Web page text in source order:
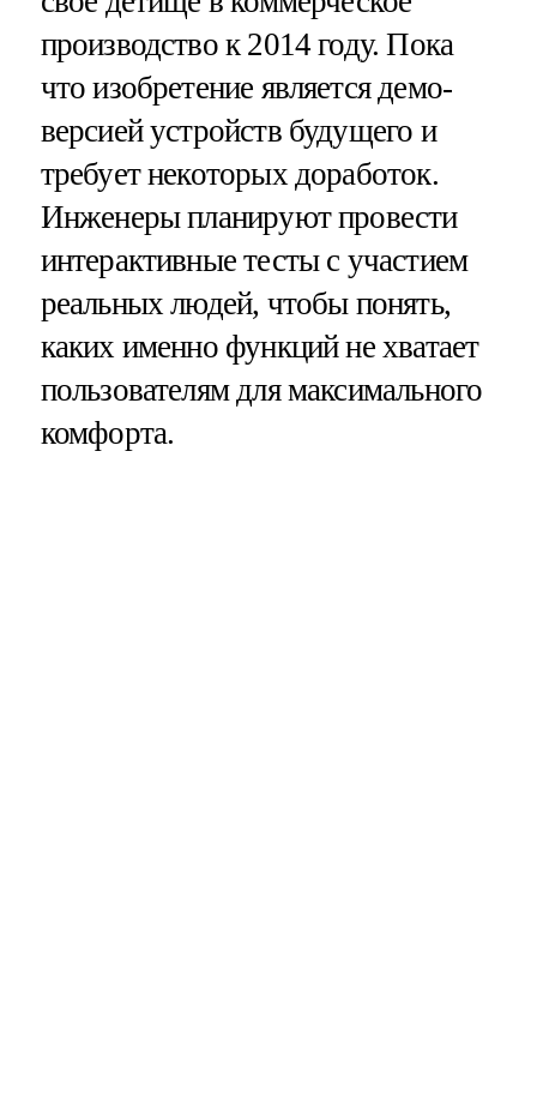
производство к 2014 году. Пока
что изобретение является демо-
версией устройств будущего и
требует некоторых доработок.
Инженеры планируют провести
интерактивные тесты с участием
реальных людей, чтобы понять,
каких именно функций не хватает
пользователям для максимального
комфорта.